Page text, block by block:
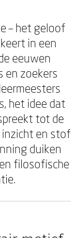
– het geloof
in een
eeuwen
en zoekers
het idee dat
tot de
en stof
duiken
filosofische